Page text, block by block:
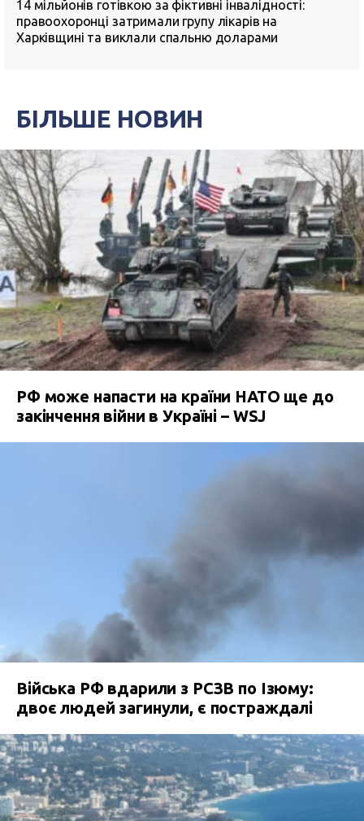
14 мільйонів готівкою за фіктивні інвалідності:
правоохоронці затримали групу лікарів на
Харківщині та виклали спальню доларами
БІЛЬШЕ НОВИН
РФ може напасти на країни НАТО ще до
закінчення війни в Україні – WSJ
Війська РФ вдарили з РСЗВ по Ізюму:
двоє людей загинули, є постраждалі